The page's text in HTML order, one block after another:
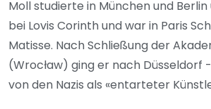
Moll studierte in München und
bei Lovis Corinth und war in Paris
Matisse. Nach Schließung der
(Wrocław) ging er nach Düsseldorf
von den Nazis als «entarteter